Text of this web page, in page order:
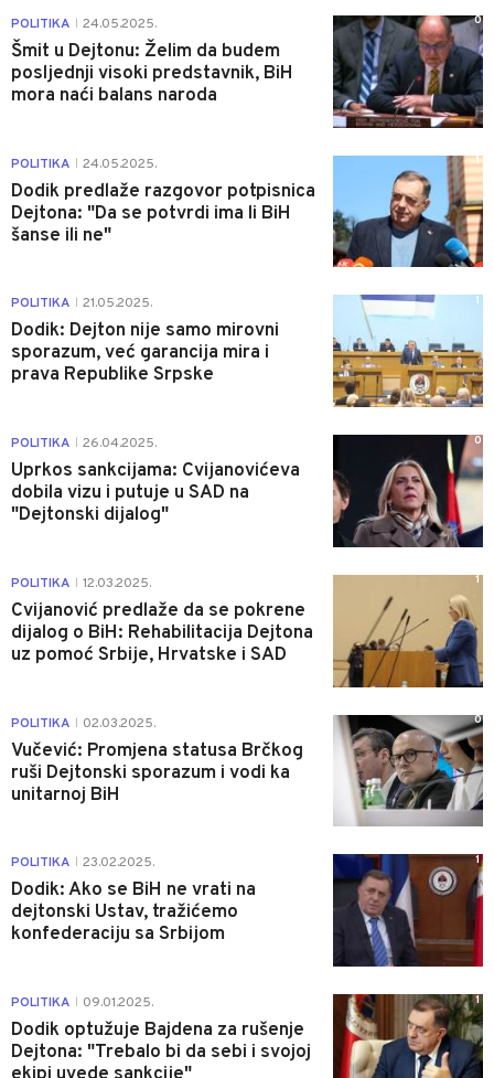
POLITIKA 24.05.2025.
Šmit u Dejtonu: Želim da budem
posljednji visoki predstavnik, BiH
mora naći balans naroda
0
POLITIKA 24.05.2025.
Dodik predlaže razgovor potpisnica
Dejtona: "Da se potvrdi ima li BiH
šanse ili ne"
1
POLITIKA 21.05.2025.
Dodik: Dejton nije samo mirovni
sporazum, već garancija mira i
prava Republike Srpske
1
POLITIKA 26.04.2025.
Uprkos sankcijama: Cvijanovićeva
dobila vizu i putuje u SAD na
"Dejtonski dijalog"
0
POLITIKA 12.03.2025.
Cvijanović predlaže da se pokrene
dijalog o BiH: Rehabilitacija Dejtona
uz pomoć Srbije, Hrvatske i SAD
1
POLITIKA 02.03.2025.
Vučević: Promjena statusa Brčkog
ruši Dejtonski sporazum i vodi ka
unitarnoj BiH
0
POLITIKA 23.02.2025.
Dodik: Ako se BiH ne vrati na
dejtonski Ustav, tražićemo
konfederaciju sa Srbijom
1
POLITIKA 09.01.2025.
Dodik optužuje Bajdena za rušenje
Dejtona: "Trebalo bi da sebi i svojoj
1